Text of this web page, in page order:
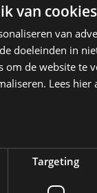
van
van
doeleinden in
de website te
Lees hier
Targeting